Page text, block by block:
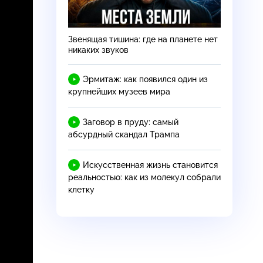
Звенящая тишина: где на планете нет
никаких звуков
Эрмитаж: как появился один из
крупнейших музеев мира
Заговор в пруду: самый
абсурдный скандал Трампа
Искусственная жизнь становится
реальностью: как из молекул собрали
клетку